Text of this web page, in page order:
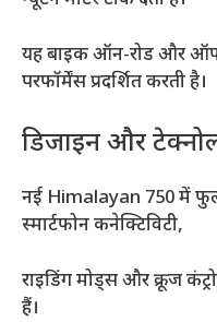
यह बाइक ऑन-रोड और ऑफ-
परफॉर्मेंस प्रदर्शित करती है।
डिजाइन और
नई Himalayan 750 में
स्मार्टफोन कनेक्टिविटी,
राइडिंग मोड्स और क्रूज
हैं।